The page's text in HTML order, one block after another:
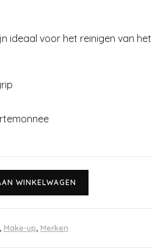
ideaal voor het reinigen van
WINKELWAGEN
Make-up Merken